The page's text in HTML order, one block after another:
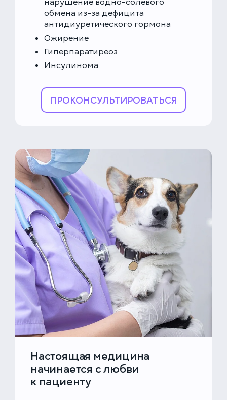
обмена из-за дефицита
антидиуретического гормона
Ожирение
Гиперпаратиреоз
Инсулинома
ПРОКОНСУЛЬТИРОВАТЬСЯ
Настоящая медицина
начинается с любви
к пациенту